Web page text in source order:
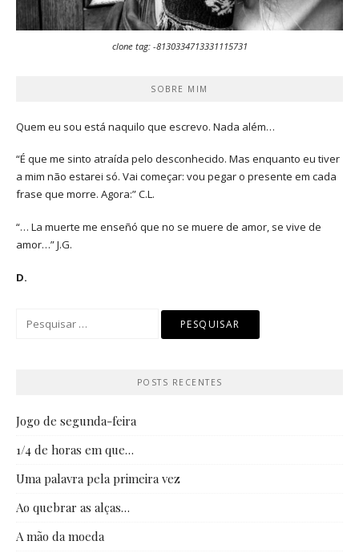
clone tag: -8130334713331115731
SOBRE MIM
Quem eu sou está naquilo que escrevo. Nada além…
“É que me sinto atraída pelo desconhecido. Mas enquanto eu tiver
a mim não estarei só. Vai começar: vou pegar o presente em cada
frase que morre. Agora:” C.L.
“… La muerte me enseñó que no se muere de amor, se vive de
amor…” J.G.
D.
Pesquisar
POSTS RECENTES
Jogo de segunda-feira
1/4 de horas em que…
Uma palavra pela primeira vez
Ao quebrar as alças…
A mão da moeda